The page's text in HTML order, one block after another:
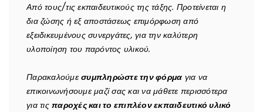
Από τους/τις εκπαιδευτικούς της τάξης. Προτείνεται η
δια ζώσης ή εξ αποστάσεως επιμόρφωση από
εξειδικευμένους συνεργάτες, για την καλύτερη
υλοποίηση του παρόντος υλικού.
Παρακαλούμεσυμπληρώστε την φόρμα για να
επικοινωνήσουμε μαζί σας και να μάθετε περισσότερα
για τις παροχές και το επιπλέον εκπαιδευτικό υλικό